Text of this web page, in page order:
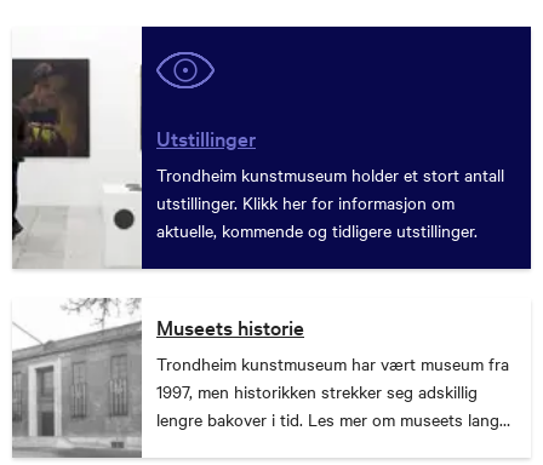
Utstillinger
Trondheim kunstmuseum holder et stort antall
utstillinger. Klikk her for informasjon om
aktuelle, kommende og tidligere utstillinger.
Museets historie
Trondheim kunstmuseum har vært museum fra
1997, men historikken strekker seg adskillig
lengre bakover i tid. Les mer om museets lange